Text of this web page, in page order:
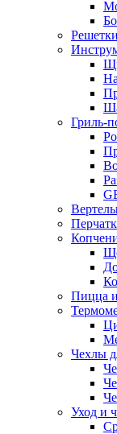
Гриль-
Пицца
Чехлы
Уход и